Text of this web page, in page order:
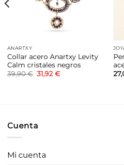
ANARTXY
Collar acero Anartxy Levity
Calm cristales negros
39,90€ El
precio
31,92 €El
Cuenta
Mi cuenta